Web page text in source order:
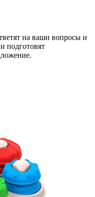
на ваши вопросы и
подготовят